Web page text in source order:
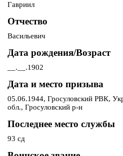
Гавриил
Отчество
Васильевич
Дата рождения/Возраст
__.__.1902
Дата и место призыва
05.06.1944, Гросуловский РВК,
обл., Гросуловский р-н
Последнее место службы
93 сд